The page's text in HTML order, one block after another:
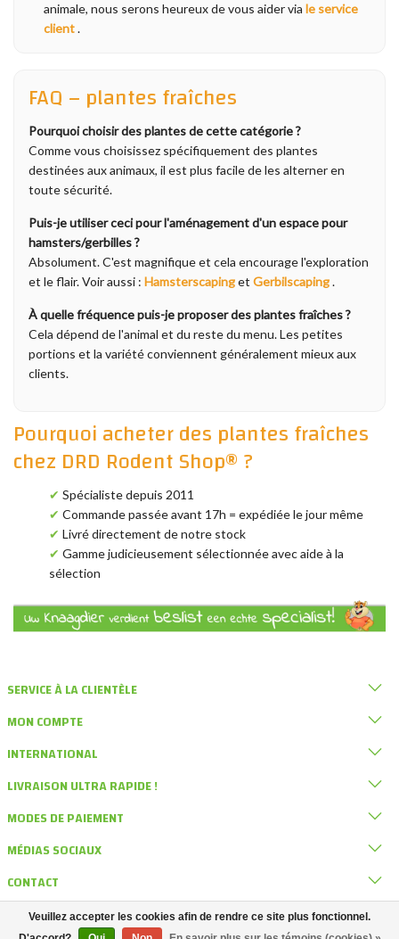
animale, nous serons heureux de vous aider via le service
client.
FAQ – plantes fraîches
Pourquoi choisir des plantes de cette catégorie ?
Comme vous choisissez spécifiquement des plantes
destinées aux animaux, il est plus facile de les alterner en
toute sécurité.
Puis-je utiliser ceci pour l'aménagement d'un espace pour
hamsters/gerbilles ?
Absolument. C'est magnifique et cela encourage l'exploration
et le flair. Voir aussi : Hamsterscapinget Gerbilscaping.
À quelle fréquence puis-je proposer des plantes fraîches ?
Cela dépend de l'animal et du reste du menu. Les petites
portions et la variété conviennent généralement mieux aux
clients.
Pourquoi acheter des plantes fraîches
chez DRD Rodent Shop® ?
✔ Spécialiste depuis 2011
✔ Commande passée avant 17h = expédiée le jour même
✔ Livré directement de notre stock
✔ Gamme judicieusement sélectionnée avec aide à la
sélection
SERVICE À LA CLIENTÈLE
MON COMPTE
INTERNATIONAL
LIVRAISON ULTRA RAPIDE !
MODES DE PAIEMENT
MÉDIAS SOCIAUX
CONTACT
© DRD Knaagdierwinkel
Veuillez accepter les cookies afin de rendre ce site plus fonctionnel.